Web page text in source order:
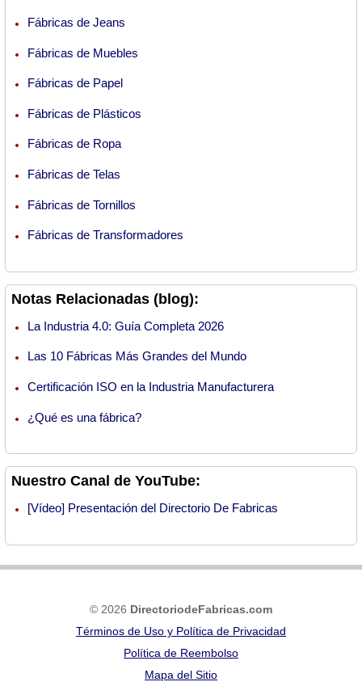
Fábricas de Jeans
Fábricas de Muebles
Fábricas de Papel
Fábricas de Plásticos
Fábricas de Ropa
Fábricas de Telas
Fábricas de Tornillos
Fábricas de Transformadores
Notas Relacionadas (blog):
La Industria 4.0: Guía Completa 2026
Las 10 Fábricas Más Grandes del Mundo
Certificación ISO en la Industria Manufacturera
¿Qué es una fábrica?
Nuestro Canal de YouTube:
[Vídeo] Presentación del Directorio De Fabricas
© 2026 DirectoriodeFabricas.com
Términos de Uso y Política de Privacidad
Política de Reembolso
Mapa del Sitio